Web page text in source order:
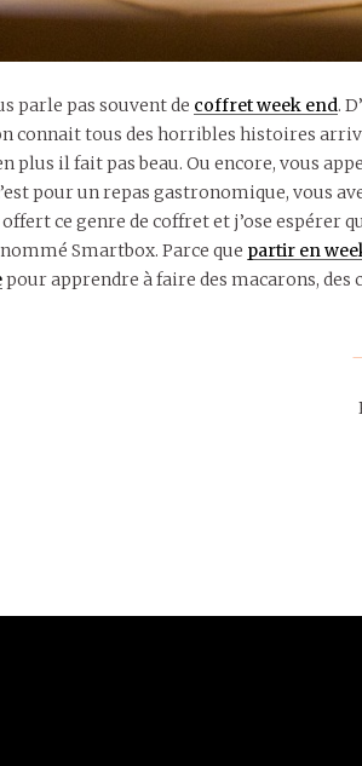
parle pas souvent de coffret week end.
connait tous des horribles histoires
en plus il fait pas beau. Ou encore,
pour un repas gastronomique, vous
ce genre de coffret et j’ose espérer
Smartbox. Parce que partir en
pour apprendre à faire des macarons, des